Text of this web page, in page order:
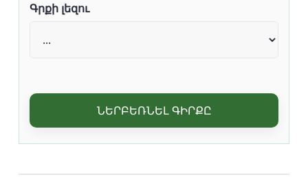
Գրքի լեզու
ՆԵՐԲԵՌՆԵԼ ԳԻՐՔԸ